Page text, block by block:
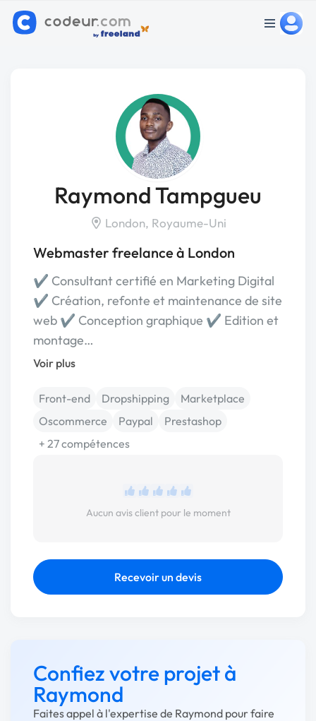
Raymond Tampgueu
London, Royaume-Uni
Webmaster freelance à London
✔️ Consultant certifié en Marketing Digital
✔️ Création, refonte et maintenance de site
web ✔️ Conception graphique ✔️ Edition et
montage…
Voir plus
Front-end Dropshipping
Marketplace
Oscommerce
Paypal
Prestashop
+ 27 compétences
Aucun avis client pour le moment
Recevoir un devis
Confiez votre projet à
Raymond
Faites appel à l'expertise de Raymond pour faire